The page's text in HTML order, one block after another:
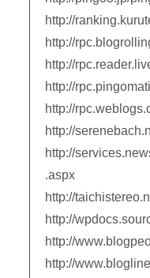
http://
http://
http://
http://
http://
http://
http://
.aspx
http://
http://
http://
http://